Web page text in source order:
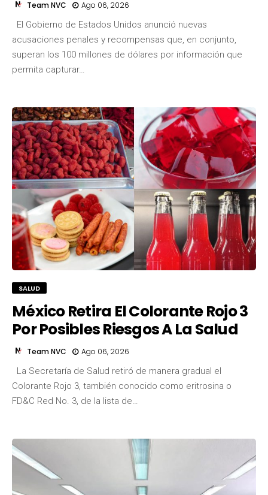
Team NVC Ago 06, 2026
El Gobierno de Estados Unidos anunció nuevas
acusaciones penales y recompensas que, en conjunto,
superan los 100 millones de dólares por información que
permita capturar…
SALUD
México Retira El Colorante Rojo 3
Por Posibles Riesgos A La Salud
Team NVC Ago 06, 2026
La Secretaría de Salud retiró de manera gradual el
Colorante Rojo 3, también conocido como eritrosina o
FD&C Red No. 3, de la lista de…